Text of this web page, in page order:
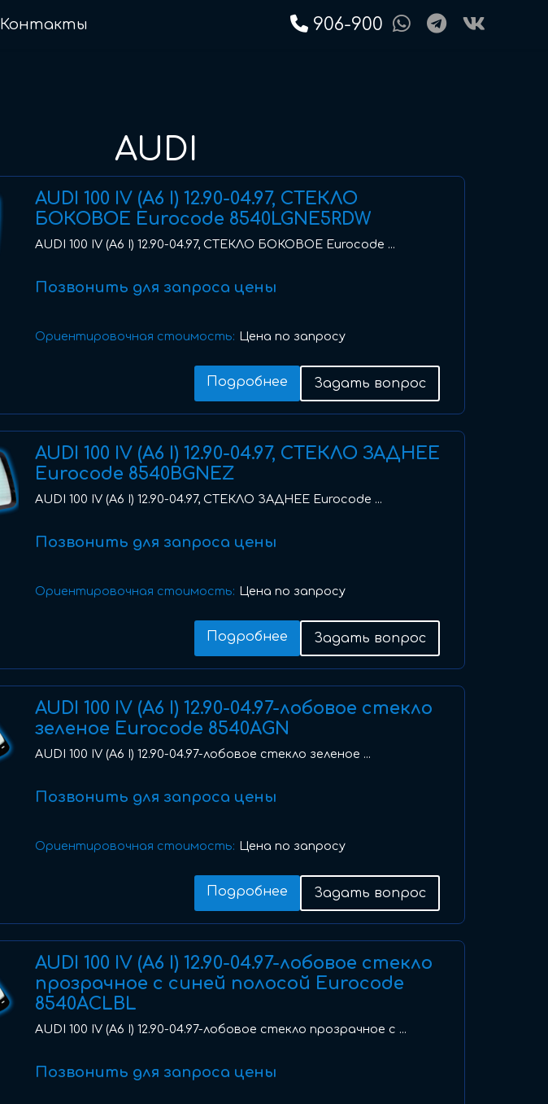
Контакты 906-900
AUDI
AUDI 100 IV (A6 I) 12.90-04.97, СТЕКЛО
БОКОВОЕ Eurocode 8540LGNE5RDW
AUDI 100 IV (A6 I) 12.90-04.97, СТЕКЛО БОКОВОЕ Eurocode ...
Позвонить для запроса цены
Ориентировочная стоимость: Цена по запросу
Подробнее Задать вопрос
AUDI 100 IV (A6 I) 12.90-04.97, СТЕКЛО ЗАДНЕЕ
Eurocode 8540BGNEZ
AUDI 100 IV (A6 I) 12.90-04.97, СТЕКЛО ЗАДНЕЕ Eurocode ...
Позвонить для запроса цены
Ориентировочная стоимость: Цена по запросу
Подробнее Задать вопрос
AUDI 100 IV (A6 I) 12.90-04.97-лобовое стекло
зеленое Eurocode 8540AGN
AUDI 100 IV (A6 I) 12.90-04.97-лобовое стекло зеленое ...
Позвонить для запроса цены
Ориентировочная стоимость: Цена по запросу
Подробнее Задать вопрос
AUDI 100 IV (A6 I) 12.90-04.97-лобовое стекло
прозрачное с синей полосой Eurocode
8540ACLBL
AUDI 100 IV (A6 I) 12.90-04.97-лобовое стекло прозрачное с ...
Позвонить для запроса цены